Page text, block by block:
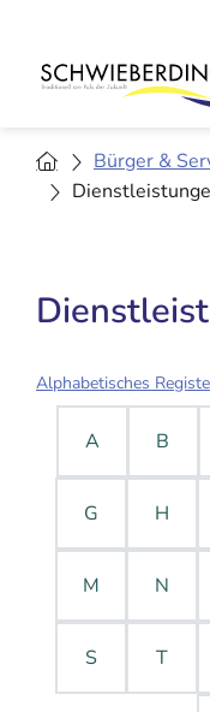
Bürger &
Alphabetisches
A B
G H
M N
S T